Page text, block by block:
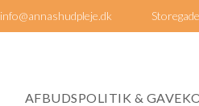
​​info@annashudpleje.dk
AFBUDSPOLITIK &